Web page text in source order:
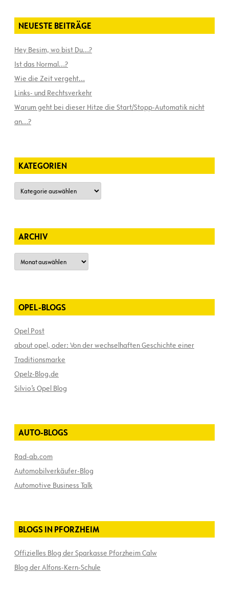
NEUESTE BEITRÄGE
Hey Besim, wo bist Du…?
Ist das Normal…?
Wie die Zeit vergeht…
Links- und Rechtsverkehr
Warum geht bei dieser Hitze die Start/Stopp-Automatik nicht
an…?
KATEGORIEN
Kategorien
ARCHIV
Archiv
OPEL-BLOGS
Opel Post
about opel, oder: Von der wechselhaften Geschichte einer
Traditionsmarke
Opelz-Blog.de
Silvio’s Opel Blog
AUTO-BLOGS
Rad-ab.com
Automobilverkäufer-Blog
Automotive Business Talk
BLOGS IN PFORZHEIM
Offizielles Blog der Sparkasse Pforzheim Calw
Blog der Alfons-Kern-Schule